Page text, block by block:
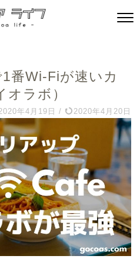
番Wi-Fiが速いカ
ラボ）
年4月19日 / 2020年4月20日